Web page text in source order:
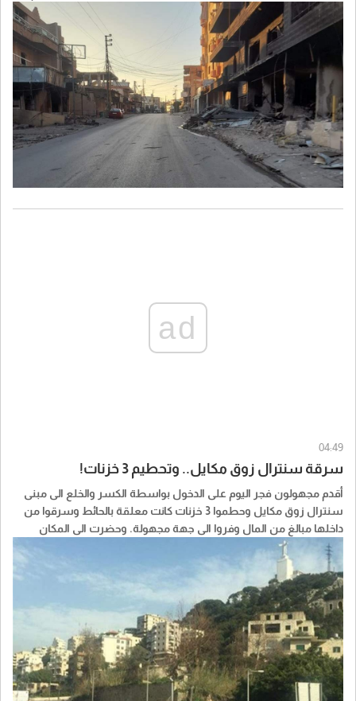
بالشروط والمعايير الصحية المطلوبة.
ad
04:49
سرقة سنترال زوق مكايل.. وتحطيم 3 خزنات!
أقدم مجهولون فجر اليوم على الدخول بواسطة الكسر والخلع الى مبنى
سنترال زوق مكايل وحطموا 3 خزنات كانت معلقة بالحائط وسرقوا من
داخلها مبالغ من المال وفروا الى جهة مجهولة. وحضرت الى المكان
عناصر من القوى الأمنية والادلة الجنائية التي عملت على رفع البصمات
وبوشرت التحقيقات لكشف السارقين.